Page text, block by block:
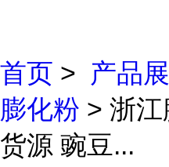
首页 > 产品
膨化粉 > 浙
货源 豌豆...